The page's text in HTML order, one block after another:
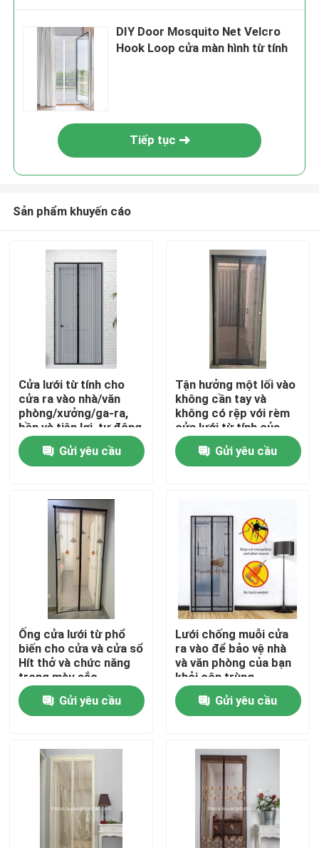
Nhà
Về chúng tôi
Kiểm soát chất lượng
Liên hệ chúng tôi
Yêu cầu báo giá
Russian website
Tấm rèm cửa lưới từ tính
Màn hình cửa sổ bay
Mạng bóng PE
DIY Door Mosquito Net Velcro
Hook Loop cửa màn hình từ tính
Tiếp tục
Sản phẩm khuyến cáo
Cửa lưới từ tính cho
cửa ra vào nhà/văn
phòng/xưởng/ga-ra,
bền và tiện lợi, tự động
đóng bằng nam châm
Gửi yêu cầu
Tận hưởng một lối vào
không cần tay và
không có rệp với rèm
cửa lưới từ tính của
chúng tôi
Gửi yêu cầu
Ống cửa lưới từ phổ
biến cho cửa và cửa sổ
Hít thở và chức năng
trong màu sắc
Gửi yêu cầu
Lưới chống muỗi cửa
ra vào để bảo vệ nhà
và văn phòng của bạn
khỏi côn trùng
Gửi yêu cầu